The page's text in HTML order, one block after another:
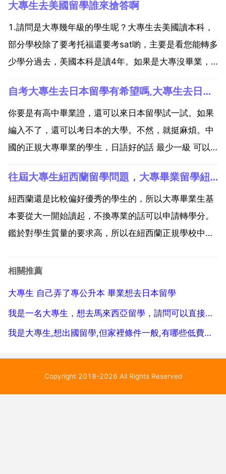
大專生去美國留學誰來搶答啊
1.請問是大專幾年級的學生呢？大專生去美國讀本科，
部分學校除了要考托福還要考sat喲，主要是看您能轉多
少學分過去，美國本科是讀4年。如果是大專沒畢業，
業的，要你的公共課程較多才能轉過去相對多的學分，
所以還是可能是從大一開始讀的。2.除了學術上的成
績，還...
自考大專生去日本留學有希望嗎,大專生去日本留學的途徑有哪些
你要是有高中畢業證，還可以來日本留學試一試。如果
編入不了，還可以考日本的大學。不然，就挺麻煩。中
國的正規大專畢業的學生，日語好的話 最少一級 可以
入考試，就要看你所報的學校審核你的材料的時候嚴格
不嚴格了。不好說能不能通過。你的這句 有動畫設計和
資訊科技...
往屆大專生紐西蘭留學問題，大專畢業留學紐西蘭條件
紐西蘭還是比較偏好優秀的學生的，所以大專畢業生基
本要從大一開始讀起，不換專業的話可以申請轉學分。
鑑於對學生質量的要求高，所以在紐西蘭正規學校中接
工學院 馬努卡理工學院。奧克商學院和南方理工要求有
相關推薦
大專生 自己弄了專公升本 畢業想去日本留學
我是一名大專生，想去馬來西亞留學，請問可以直接讀研嗎
我是大專生,想出國留學,但家裡條件一般,有哪些低費用的國
Copyright 2018-2026 All Rights Reserved